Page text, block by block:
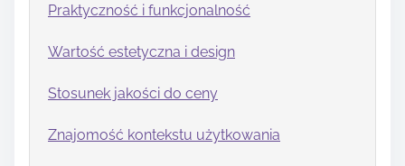
Praktyczność i funkcjonalność
Wartość estetyczna i design
Stosunek jakości do ceny
Znajomość kontekstu użytkowania